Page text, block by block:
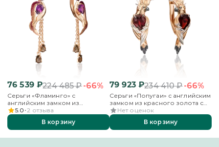
76 539₽224 485₽-66%
Серьги «Фламинго» с
английским замком из
красного золота с гранатом,
кварцем дымчатым и эмалью
5.0 2 отзыва
В корзину
79 923₽234 410₽-66%
Серьги «Попугаи» с английским
замком из красного золота с
гранатом
Нет оценок
В корзину